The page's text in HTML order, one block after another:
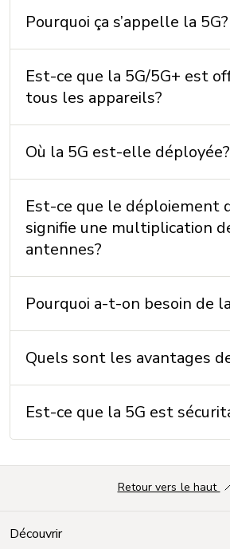
Pourquoi ça s’appelle la 5G?
Est-ce que la 5G/5G+ est
tous les appareils?
Où la 5G est-elle déployée?
Est-ce que le déploiement
signifie une multiplication
antennes?
Pourquoi a-t-on besoin de
Quels sont les avantages
Est-ce que la 5G est
Découvrir
Retour vers le haut